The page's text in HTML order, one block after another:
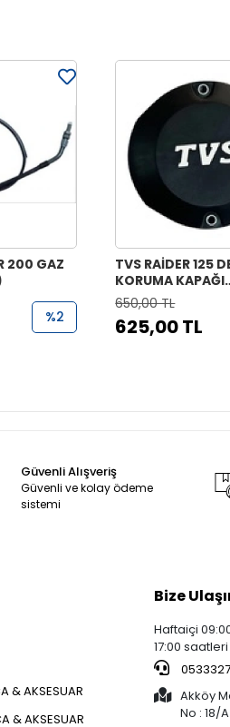
200 GAZ
%2
TVS RAİDER 125
KORUMA KAPAĞI
(N6030380)
650,00 TL
625,00 TL
Güvenli Alışveriş
Güvenli ve kolay ödeme
sistemi
& AKSESUAR
& AKSESUAR
Bize
Haftaiçi
17:00
Akköy
No : 18/